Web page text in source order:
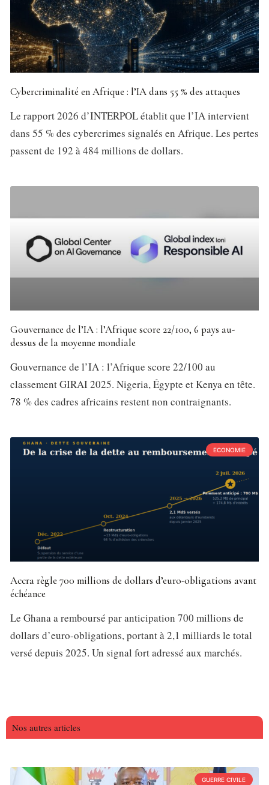
Cybercriminalité en Afrique : l’IA dans 55 % des attaques
Le rapport 2026 d’INTERPOL établit que l’IA intervient
dans 55 % des cybercrimes signalés en Afrique. Les pertes
passent de 192 à 484 millions de dollars.
Gouvernance de l’IA : l’Afrique score 22/100, 6 pays au-
dessus de la moyenne mondiale
Gouvernance de l’IA : l’Afrique score 22/100 au
classement GIRAI 2025. Nigeria, Égypte et Kenya en tête.
78 % des cadres africains restent non contraignants.
ECONOMIE
Accra règle 700 millions de dollars d’euro-obligations avant
échéance
Le Ghana a remboursé par anticipation 700 millions de
dollars d’euro-obligations, portant à 2,1 milliards le total
versé depuis 2025. Un signal fort adressé aux marchés.
Nos autres articles
GUERRE CIVILE